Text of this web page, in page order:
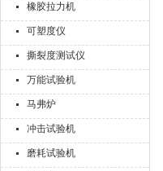
橡胶拉力机
可塑度仪
撕裂度测试仪
万能试验机
马弗炉
冲击试验机
磨耗试验机